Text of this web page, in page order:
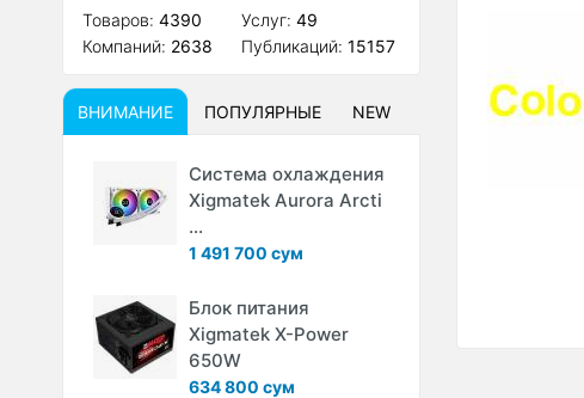
Товаров: 4390
Компаний: 2638
Услуг:49
Публикаций:15157
ВНИМАНИЕ ПОПУЛЯРНЫЕ NEW
Система охлаждения
Xigmatek Aurora Arcti
...
1 491 700 сум
Блок питания
Xigmatek X-Power
650W
634 800 сум